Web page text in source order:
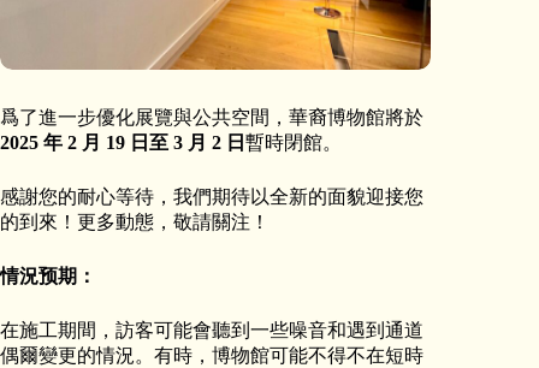
爲了進一步優化展覽與公共空間，華裔博物館將於
2025 年 2 月 19 日至 3 月 2 日 暫時閉館。
感謝您的耐心等待，我們期待以全新的面貌迎接您
的到來！更多動態，敬請關注！
情況预期：
在施工期間，訪客可能會聽到一些噪音和遇到通道
偶爾變更的情況。有時，博物館可能不得不在短時